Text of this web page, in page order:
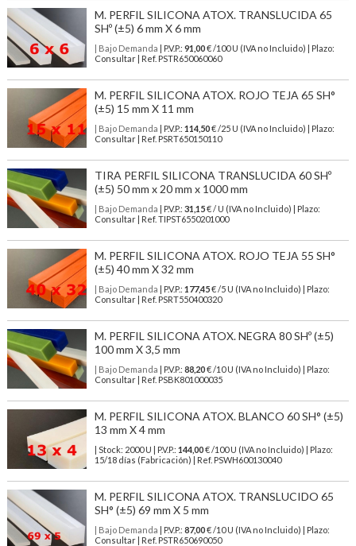
M. PERFIL SILICONA ATOX. TRANSLUCIDA 65
SHº (±5) 6 mm X 6 mm
| Bajo Demanda | P.V.P.: 91,00€ /100 U (IVA no Incluido) | Plazo:
Consultar | Ref. PSTR650060060
M. PERFIL SILICONA ATOX. ROJO TEJA 65 SH°
(±5) 15 mm X 11 mm
| Bajo Demanda | P.V.P.: 114,50€ /25 U (IVA no Incluido) | Plazo:
Consultar | Ref. PSRT650150110
TIRA PERFIL SILICONA TRANSLUCIDA 60 SHº
(±5) 50 mm x 20 mm x 1000 mm
| Bajo Demanda | P.V.P.: 31,15€ / U (IVA no Incluido) | Plazo:
Consultar | Ref. TIPST6550201000
M. PERFIL SILICONA ATOX. ROJO TEJA 55 SH°
(±5) 40 mm X 32 mm
| Bajo Demanda | P.V.P.: 177,45€ /5 U (IVA no Incluido) | Plazo:
Consultar | Ref. PSRT550400320
M. PERFIL SILICONA ATOX. NEGRA 80 SHº (±5)
100 mm X 3,5 mm
| Bajo Demanda | P.V.P.: 88,20€ /10 U (IVA no Incluido) | Plazo:
Consultar | Ref. PSBK801000035
M. PERFIL SILICONA ATOX. BLANCO 60 SH° (±5)
13 mm X 4 mm
| Stock: 2000 U | P.V.P.: 144,00€/100 U (IVA no Incluido)
| Plazo:
15/18 días (Fabricación) | Ref. PSWH600130040
M. PERFIL SILICONA ATOX. TRANSLUCIDO 65
SH° (±5) 69 mm X 5 mm
| Bajo Demanda | P.V.P.: 87,00€ /10 U (IVA no Incluido) | Plazo:
Consultar | Ref. PSTR650690050